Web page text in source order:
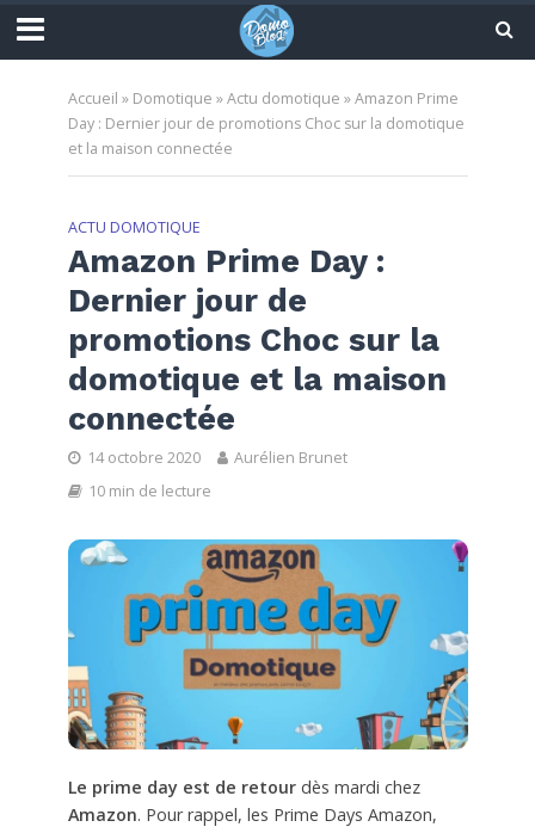
Accueil » Domotique »Actu domotique »Amazon Prime
Day : Dernier jour de promotions Choc sur la domotique
et la maison connectée
ACTU DOMOTIQUE
Amazon Prime Day :
Dernier jour de
promotions Choc sur la
domotique et la maison
connectée
14 octobre 2020
Aurélien Brunet
10 min de lecture
Le prime day est de retourdès mardi chez
Amazon. Pour rappel, les Prime Days Amazon,